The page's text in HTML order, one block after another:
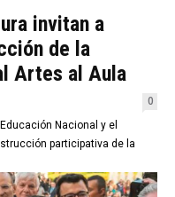
invitan a
de la
Artes al Aula
0
participativa de la